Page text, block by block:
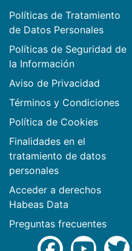
Políticas de Tratamiento
de Datos Personales
Políticas de Seguridad de
la Información
Aviso de Privacidad
Términos y Condiciones
Política de Cookies
Finalidades en el
tratamiento de datos
personales
Acceder a derechos
Habeas Data
Preguntas frecuentes